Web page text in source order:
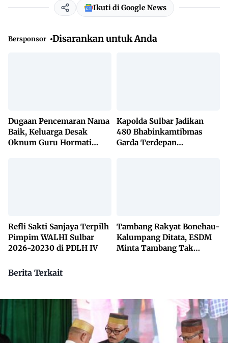
Ikuti di Google News
Bersponsor Disarankan untuk Anda
Dugaan Pencemaran Nama
Baik, Keluarga Desak
Oknum Guru Hormati
Kapolda Sulbar Jadikan
480 Bhabinkamtibmas
Garda Terdepan
Refli Sakti Sanjaya Terpilh
Pimpim WALHI Sulbar
2026-20230 di PDLH IV
Tambang Rakyat Bonehau-
Kalumpang Ditata, ESDM
Minta Tambang Tak
Berita Terkait